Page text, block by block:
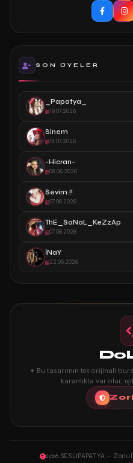
SON ÜYELER
_Papatya_
19.07.2026
Sinem
18.07.2026
-Hicran-
08.06.2026
Sevim.!!
07.06.2026
ThE_SaNaL_KeZzAp
07.06.2026
İNaY
22.05.2026
✦ Bu tasarımın tek orijinali
karanlıkta var olur,
2026 SESLIPAPATYA —